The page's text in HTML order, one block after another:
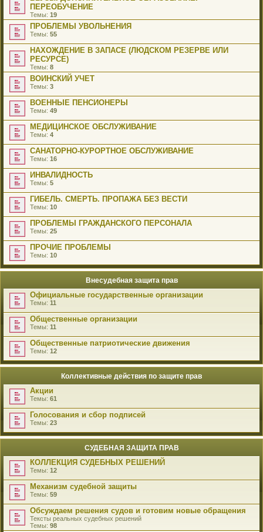
ПЕРЕОБУЧЕНИЕ
Темы: 19
ПРОБЛЕМЫ УВОЛЬНЕНИЯ
Темы: 55
НАХОЖДЕНИЕ В ЗАПАСЕ (ЛЮДСКОМ РЕЗЕРВЕ ИЛИ
РЕСУРСЕ)
Темы: 8
ВОИНСКИЙ УЧЕТ
Темы: 3
ВОЕННЫЕ ПЕНСИОНЕРЫ
Темы: 49
МЕДИЦИНСКОЕ ОБСЛУЖИВАНИЕ
Темы: 4
САНАТОРНО-КУРОРТНОЕ ОБСЛУЖИВАНИЕ
Темы: 16
ИНВАЛИДНОСТЬ
Темы: 5
ГИБЕЛЬ. СМЕРТЬ. ПРОПАЖА БЕЗ ВЕСТИ
Темы: 10
ПРОБЛЕМЫ ГРАЖДАНСКОГО ПЕРСОНАЛА
Темы: 25
ПРОЧИЕ ПРОБЛЕМЫ
Темы: 10
Внесудебная защита прав
Официальные государственные организации
Темы: 11
Общественные организации
Темы: 11
Общественные патриотические движения
Темы: 12
Коллективные действия по защите прав
Акции
Темы: 61
Голосования и сбор подписей
Темы: 23
СУДЕБНАЯ ЗАЩИТА ПРАВ
КОЛЛЕКЦИЯ СУДЕБНЫХ РЕШЕНИЙ
Темы: 12
Механизм судебной защиты
Темы: 59
Обсуждаем решения судов и готовим новые обращения
Тексты реальных судебных решений
Темы: 98